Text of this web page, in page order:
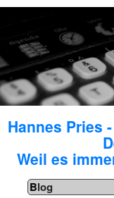
Hannes Pries
Weil es
Blog